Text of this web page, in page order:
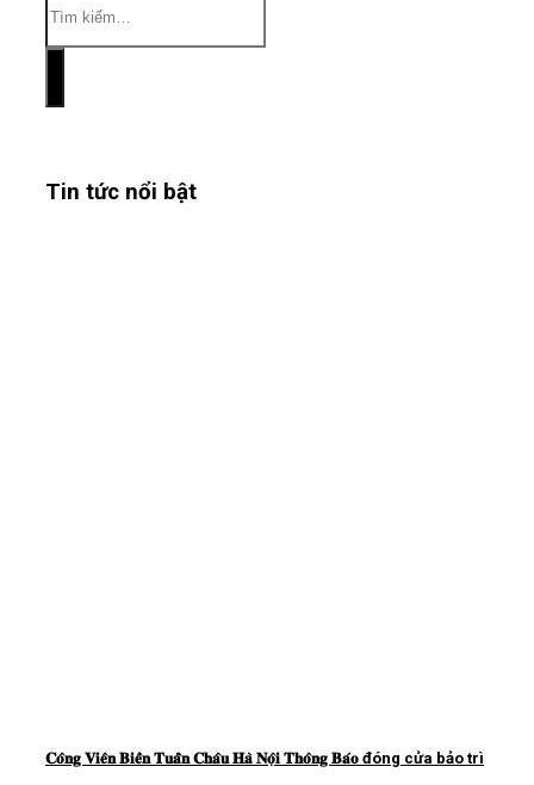
Tin tức nổi bật
𝐂𝐨̂𝐧𝐠 𝐕𝐢𝐞̂𝐧 𝐁𝐢𝐞̂̉𝐧 𝐓𝐮𝐚̂̀𝐧 𝐂𝐡𝐚̂𝐮 𝐇𝐚̀ 𝐍𝐨̣̂𝐢 𝐓𝐡𝐨̂𝐧𝐠 𝐁𝐚́𝐨 đóng cửa bảo trì